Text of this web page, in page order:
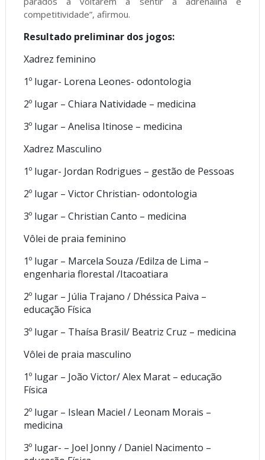
competitividade”, afirmou.
Resultado preliminar dos jogos:
Xadrez feminino
1º lugar- Lorena Leones- odontologia
2º lugar – Chiara Natividade – medicina
3º lugar – Anelisa Itinose – medicina
Xadrez Masculino
1º lugar- Jordan Rodrigues – gestão de Pessoas
2º lugar – Victor Christian- odontologia
3º lugar – Christian Canto – medicina
Vôlei de praia feminino
1º lugar – Marcela Souza /Edilza de Lima –
engenharia florestal /Itacoatiara
2º lugar – Júlia Trajano / Dhéssica Paiva –
educação Física
3º lugar – Thaísa Brasil/ Beatriz Cruz – medicina
Vôlei de praia masculino
1º lugar – João Victor/ Alex Marat – educação
Física
2º lugar – Islean Maciel / Leonam Morais –
medicina
3º lugar- – Joel Jonny / Daniel Nacimento –